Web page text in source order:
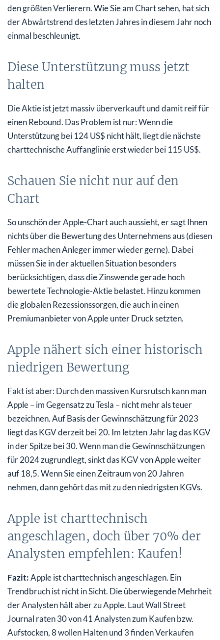
den größten Verlierern. Wie Sie am Chart sehen, hat sich
der Abwärtstrend des letzten Jahres in diesem Jahr noch
einmal beschleunigt.
Diese Unterstützung muss jetzt
halten
Die Aktie ist jetzt massiv überverkauft und damit reif für
einen Rebound. Das Problem ist nur: Wenn die
Unterstützung bei 124 US$ nicht hält, liegt die nächste
charttechnische Auffanglinie erst wieder bei 115 US$.
Schauen Sie nicht nur auf den
Chart
So unschön der Apple-Chart auch aussieht, er sagt Ihnen
nichts über die Bewertung des Unternehmens aus (diesen
Fehler machen Anleger immer wieder gerne). Dabei
müssen Sie in der aktuellen Situation besonders
berücksichtigen, dass die Zinswende gerade hoch
bewertete Technologie-Aktie belastet. Hinzu kommen
die globalen Rezessionssorgen, die auch in einen
Premiumanbieter von Apple unter Druck setzten.
Apple nähert sich einer historisch
niedrigen Bewertung
Fakt ist aber: Durch den massiven Kursrutsch kann man
Apple – im Gegensatz zu Tesla – nicht mehr als teuer
bezeichnen. Auf Basis der Gewinnschätzung für 2023
liegt das KGV derzeit bei 20. Im letzten Jahr lag das KGV
in der Spitze bei 30. Wenn man die Gewinnschätzungen
für 2024 zugrundlegt, sinkt das KGV von Apple weiter
auf 18,5. Wenn Sie einen Zeitraum von 20 Jahren
nehmen, dann gehört das mit zu den niedrigsten KGVs.
Apple ist charttechnisch
angeschlagen, doch über 70% der
Analysten empfehlen: Kaufen!
Fazit:Apple ist charttechnisch angeschlagen. Ein
Trendbruch ist nicht in Sicht. Die überwiegende Mehrheit
der Analysten hält aber zu Apple. Laut Wall Street
Journal raten 30 von 41 Analysten zum Kaufen bzw.
Aufstocken, 8 wollen Halten und 3 finden Verkaufen